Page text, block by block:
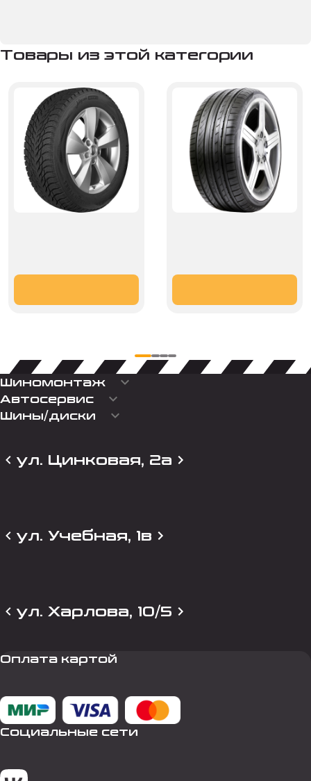
Товары из этой категории
Шиномонтаж keyboard_arrow_down
Автосервис keyboard_arrow_down
Шины/диски keyboard_arrow_down
ул. Цинковая, 2а
ул. Учебная, 1в
ул. Харлова, 10/5
Оплата картой
Социальные сети